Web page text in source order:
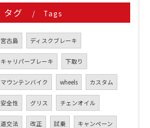
タグ Tags
宮古島 ディスクブレーキ
キャリパーブレーキ 下取り
マウンテンバイク wheels カスタム
安全性 グリス チェンオイル
道交法 改正 試乗 キャンペーン